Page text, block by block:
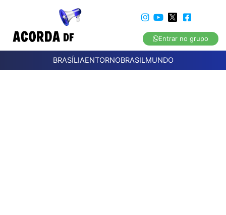
Entrar no grupo
BRASÍLIAENTORNOBRASILMUNDO